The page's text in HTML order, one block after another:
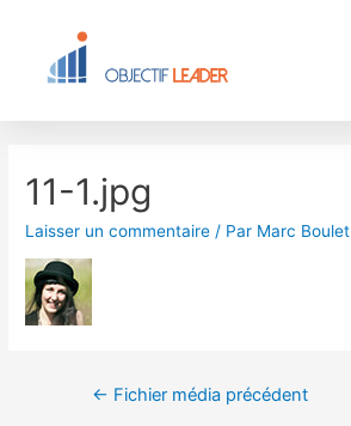
11-1.jpg
Laisser un commentaire / Par Marc Boulet
← Fichier média précédent